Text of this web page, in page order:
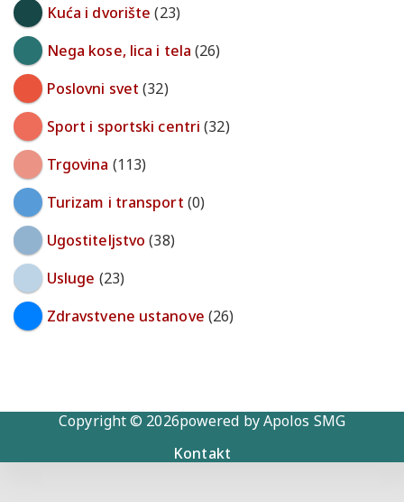
Kuća i dvorište (23)
Nega kose, lica i tela (26)
Poslovni svet (32)
Sport i sportski centri (32)
Trgovina (113)
Turizam i transport (0)
Ugostiteljstvo (38)
Usluge (23)
Zdravstvene ustanove (26)
Copyright © 2026powered by Apolos SMG
Kontakt